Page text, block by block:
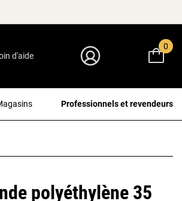
d'aide
0
Professionnels et revendeurs
polyéthylène 35